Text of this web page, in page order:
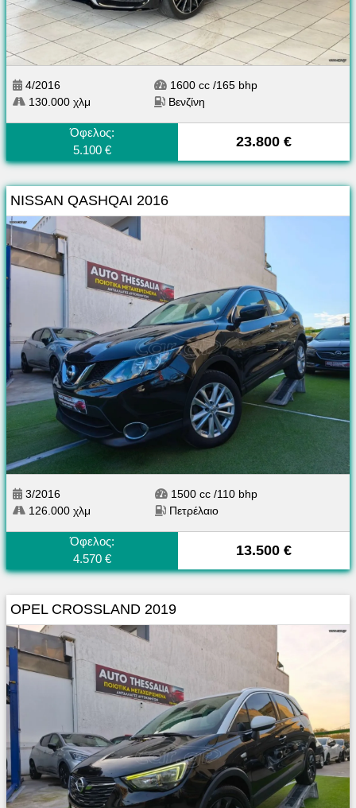
4/2016
130.000 χλμ
1600 cc /165 bhp
Βενζίνη
Όφελος:
5.100 €
23.800 €
NISSAN QASHQAI 2016
3/2016
126.000 χλμ
1500 cc /110 bhp
Πετρέλαιο
Όφελος:
4.570 €
13.500 €
OPEL CROSSLAND 2019